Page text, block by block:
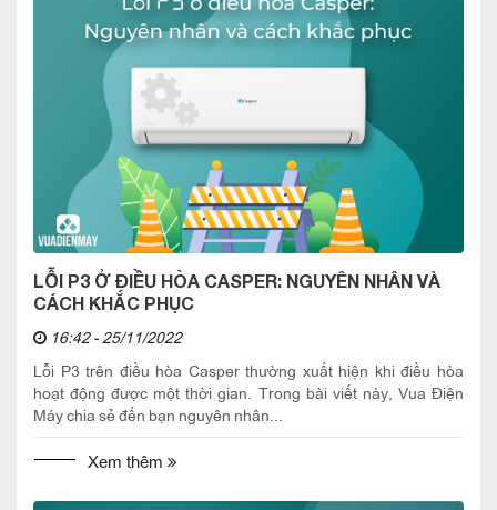
LỖI P3 Ở ĐIỀU HÒA CASPER: NGUYÊN NHÂN VÀ
CÁCH KHẮC PHỤC
16:42 - 25/11/2022
Lỗi P3 trên điều hòa Casper thường xuất hiện khi điều hòa
hoạt động được một thời gian. Trong bài viết này, Vua Điện
Máy chia sẻ đến bạn nguyên nhân...
Xem thêm